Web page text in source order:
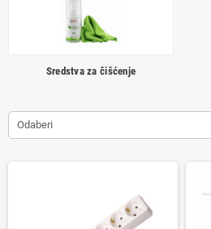
Sredstva za čišćenje
Odaberi